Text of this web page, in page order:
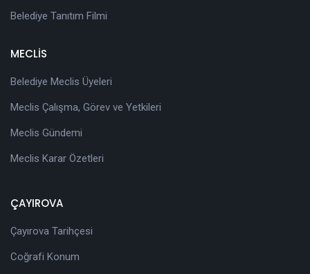
Belediye Tanıtım Filmi
MECLİS
Belediye Meclis Üyeleri
Meclis Çalışma, Görev ve Yetkileri
Meclis Gündemi
Meclis Karar Özetleri
ÇAYIROVA
Çayırova Tarihçesi
Coğrafi Konum